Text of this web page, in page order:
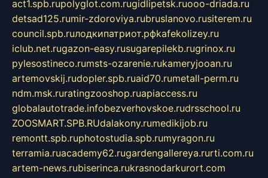
act1.spb.rupolyglot.com.rugidlipetsk.ruooo-driada.ru
detsad125.rumir-zdoroviya.rubruslanovo.rusiterem.ru
council.spb.ruлодкипатриот.рфkafekolizey.ru
iclub.net.rugazon-easy.rusugarepilekb.rugrinox.ru
pylesostineco.rumsts-ozarenie.rukameryjooan.ru
artemovskij.rudopler.spb.ruaid70.rumetall-perm.ru
ndm.msk.ruratingzooshop.ruapiaccess.ru
globalautotrade.infobezverhovskoe.rudrsschool.ru
ZOOSMART.SPB.RUdalakony.rumedikijob.ru
remontt.spb.ruphotostudia.spb.rumyragon.ru
terramia.ruacademy62.rugardengallereya.rurti.com.ru
artem-news.rubiserinca.rukrasnodarkurort.com